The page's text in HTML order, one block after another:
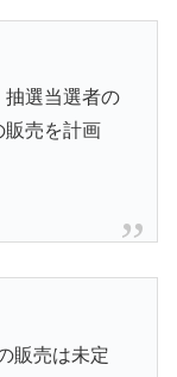
抽選当選者の
販売を計画
販売は未定